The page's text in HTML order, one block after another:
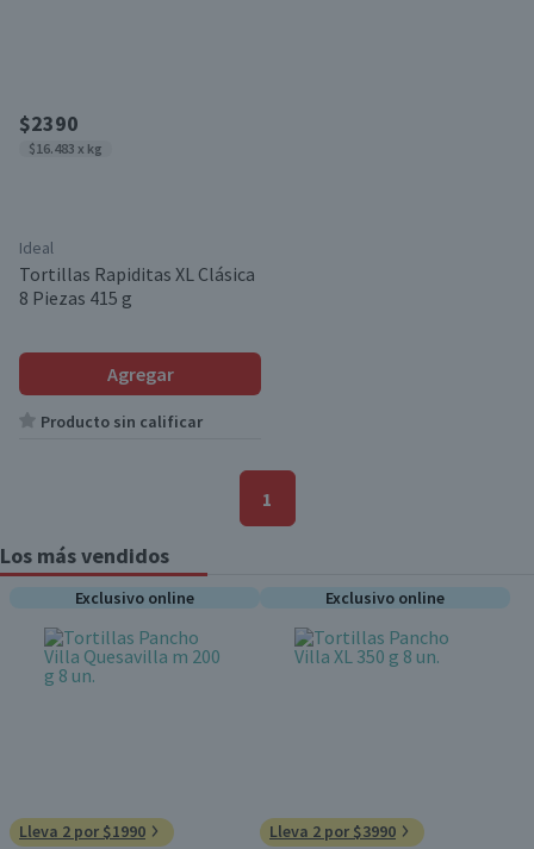
$2390
$16.483 x kg
Ideal
Tortillas Rapiditas XL Clásica
8 Piezas 415 g
Agregar
Producto sin calificar
1
Los más vendidos
Exclusivo online
Lleva 2 por $1990
Exclusivo online
Lleva 2 por $3990